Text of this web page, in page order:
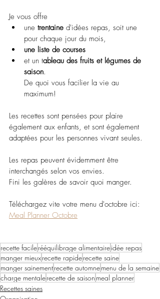
Je vous offre
une trentaine d'idées repas, soit une
pour chaque jour du mois,
une liste de courses
et un tableau des fruits et légumes de
saison.
De quoi vous facilier la vie au
maximum!
Les recettes sont pensées pour plaire
également aux enfants, et sont également
adaptées pour les personnes vivant seules.
Les repas peuvent évidemment être
interchangés selon vos envies.
Fini les galères de savoir quoi manger.
Téléchargez vite votre menu d'octobre ici:
Meal Planner Octobre
recette facilerééquilibrage alimentaireidée repas
manger mieuxrecette rapiderecette saine
manger sainementrecette automnemenu de la semaine
charge mentalerecette de saison meal planner
Recettes saines